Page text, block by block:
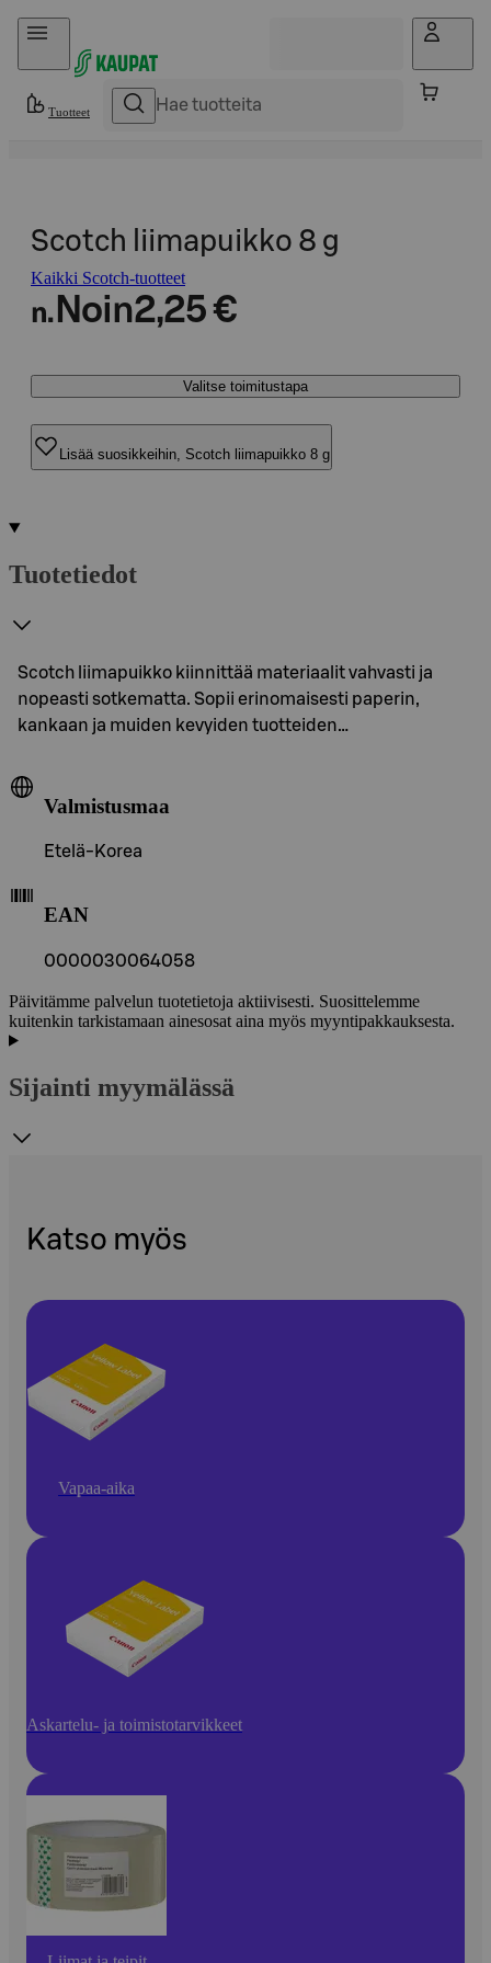
Hyppää sisältöön
Tuotteet
Scotch liimapuikko 8 g
Kaikki Scotch-tuotteet
n. Noin2,25 €
Valitse toimitustapa
Lisää suosikkeihin, Scotch liimapuikko 8 g
Tuotetiedot
Scotch liimapuikko kiinnittää materiaalit vahvasti ja
nopeasti sotkematta. Sopii erinomaisesti paperin,
kankaan ja muiden kevyiden tuotteiden…
Valmistusmaa
Etelä-Korea
EAN
0000030064058
Päivitämme palvelun tuotetietoja aktiivisesti. Suosittelemme
kuitenkin tarkistamaan ainesosat aina myös myyntipakkauksesta.
Sijainti myymälässä
Katso myös
Vapaa-aika
Askartelu- ja toimistotarvikkeet